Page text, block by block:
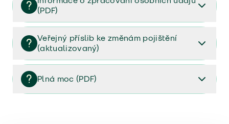
(PDF)
Informace o zpracování osobních údajů (PDF)
Veřejný příslib ke změnám pojištění
(aktualizovaný)
Veřejný příslib ke změnám pojištění (aktualizovaný)
Plná moc (PDF)